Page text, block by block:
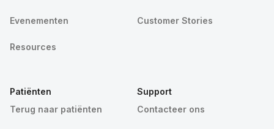
Evenementen
Resources
Customer Stories
Patiënten
Terug naar patiënten
Support
Contacteer ons